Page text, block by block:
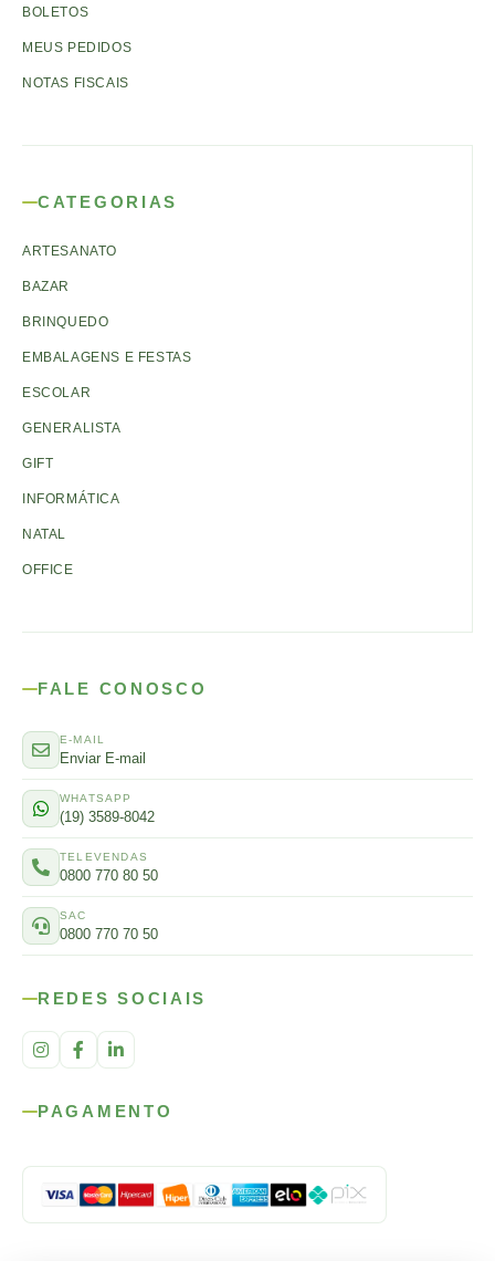
BOLETOS
MEUS PEDIDOS
NOTAS FISCAIS
CATEGORIAS
ARTESANATO
BAZAR
BRINQUEDO
EMBALAGENS E FESTAS
ESCOLAR
GENERALISTA
GIFT
INFORMÁTICA
NATAL
OFFICE
FALE CONOSCO
E-MAIL
Enviar E-mail
WHATSAPP
(19) 3589-8042
TELEVENDAS
0800 770 80 50
SAC
0800 770 70 50
REDES SOCIAIS
PAGAMENTO